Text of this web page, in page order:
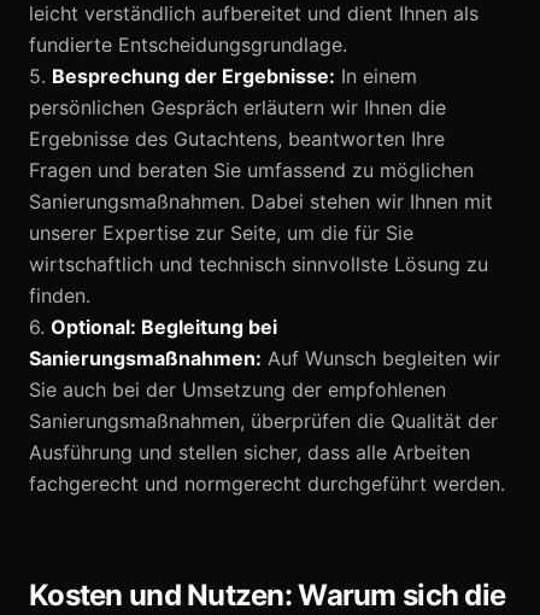
leicht verständlich aufbereitet und dient Ihnen als
fundierte Entscheidungsgrundlage.
5. Besprechung der Ergebnisse: In einem
persönlichen Gespräch erläutern wir Ihnen die
Ergebnisse des Gutachtens, beantworten Ihre
Fragen und beraten Sie umfassend zu möglichen
Sanierungsmaßnahmen. Dabei stehen wir Ihnen mit
unserer Expertise zur Seite, um die für Sie
wirtschaftlich und technisch sinnvollste Lösung zu
finden.
6. Optional: Begleitung bei
Sanierungsmaßnahmen: Auf Wunsch begleiten wir
Sie auch bei der Umsetzung der empfohlenen
Sanierungsmaßnahmen, überprüfen die Qualität der
Ausführung und stellen sicher, dass alle Arbeiten
fachgerecht und normgerecht durchgeführt werden.
Kosten und Nutzen: Warum sich die